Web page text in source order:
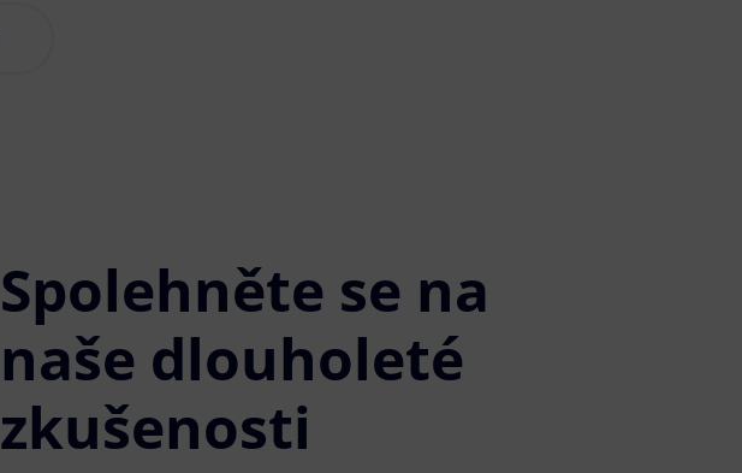
Spolehněte se na
naše dlouholeté
zkušenosti